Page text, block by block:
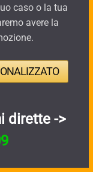
caso o la tua
avere la
dirette ->